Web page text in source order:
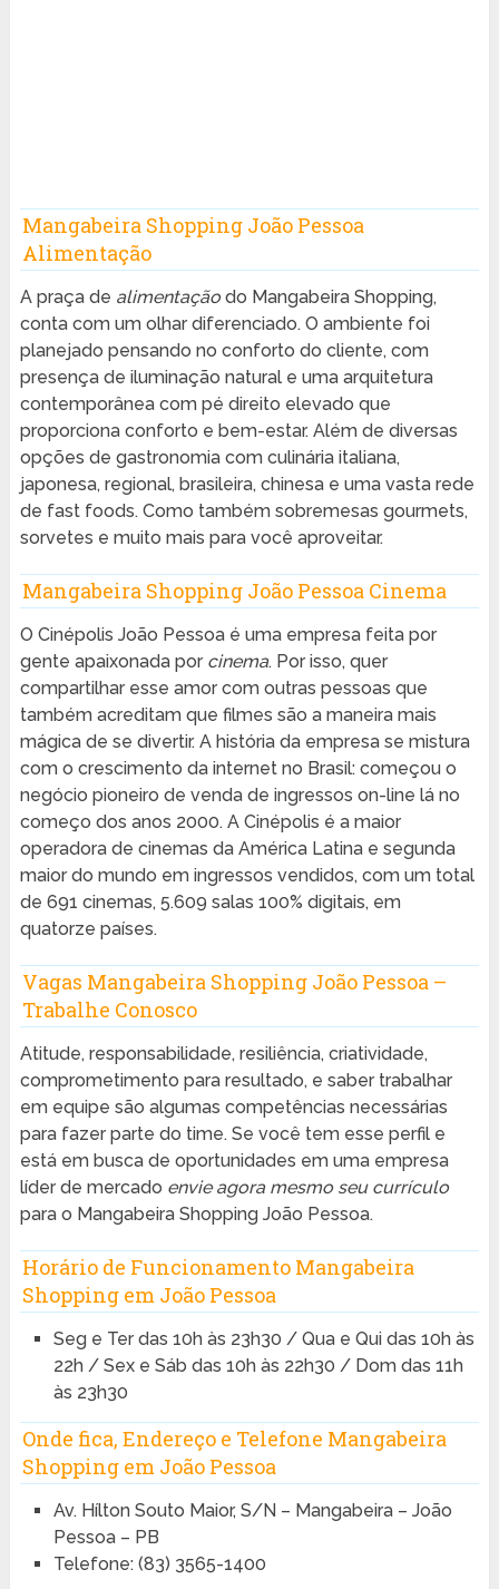
Mangabeira Shopping João Pessoa
Alimentação
A praça de alimentaçãodo Mangabeira Shopping,
conta com um olhar diferenciado. O ambiente foi
planejado pensando no conforto do cliente, com
presença de iluminação natural e uma arquitetura
contemporânea com pé direito elevado que
proporciona conforto e bem-estar. Além de diversas
opções de gastronomia com culinária italiana,
japonesa, regional, brasileira, chinesa e uma vasta rede
de fast foods. Como também sobremesas gourmets,
sorvetes e muito mais para você aproveitar.
Mangabeira Shopping João Pessoa Cinema
O Cinépolis João Pessoa é uma empresa feita por
gente apaixonada por cinema. Por isso, quer
compartilhar esse amor com outras pessoas que
também acreditam que filmes são a maneira mais
mágica de se divertir. A história da empresa se mistura
com o crescimento da internet no Brasil: começou o
negócio pioneiro de venda de ingressos on-line lá no
começo dos anos 2000. A Cinépolis é a maior
operadora de cinemas da América Latina e segunda
maior do mundo em ingressos vendidos, com um total
de 691 cinemas, 5.609 salas 100% digitais, em
quatorze países.
Vagas Mangabeira Shopping João Pessoa –
Trabalhe Conosco
Atitude, responsabilidade, resiliência, criatividade,
comprometimento para resultado, e saber trabalhar
em equipe são algumas competências necessárias
para fazer parte do time. Se você tem esse perfil e
está em busca de oportunidades em uma empresa
líder de mercado envie agora mesmo seu currículo
para o Mangabeira Shopping João Pessoa.
Horário de Funcionamento Mangabeira
Shopping em João Pessoa
Seg e Ter das 10h às 23h30 / Qua e Qui das 10h às
22h / Sex e Sáb das 10h às 22h30 / Dom das 11h
às 23h30
Onde fica, Endereço e Telefone Mangabeira
Shopping em João Pessoa
Av. Hílton Souto Maior, S/N – Mangabeira – João
Pessoa – PB
Telefone: (83) 3565-1400